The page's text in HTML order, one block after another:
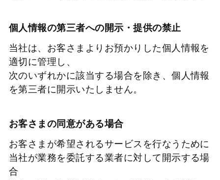
個人情報の第三者への開示・提供の禁止
当社は、お客さまよりお預かりした個人情報を
適切に管理し、
次のいずれかに該当する場合を除き、個人情報
を第三者に開示いたしません。
お客さまの同意がある場合
お客さまが希望されるサービスを行なうために
当社が業務を委託する業者に対して開示する場
合